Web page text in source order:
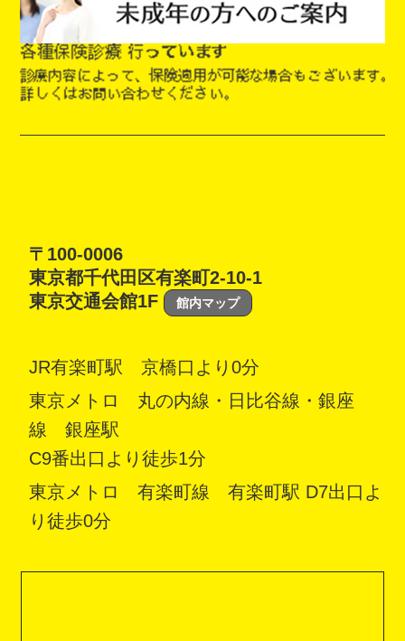
〒100-0006
東京都千代田区有楽町2-10-1
東京交通会館1F
館内マップ
JR有楽町駅 京橋口より0分
東京メトロ 丸の内線・日比谷線・銀座
線 銀座駅
C9番出口より徒歩1分
東京メトロ 有楽町線 有楽町駅 D7出口よ
り徒歩0分